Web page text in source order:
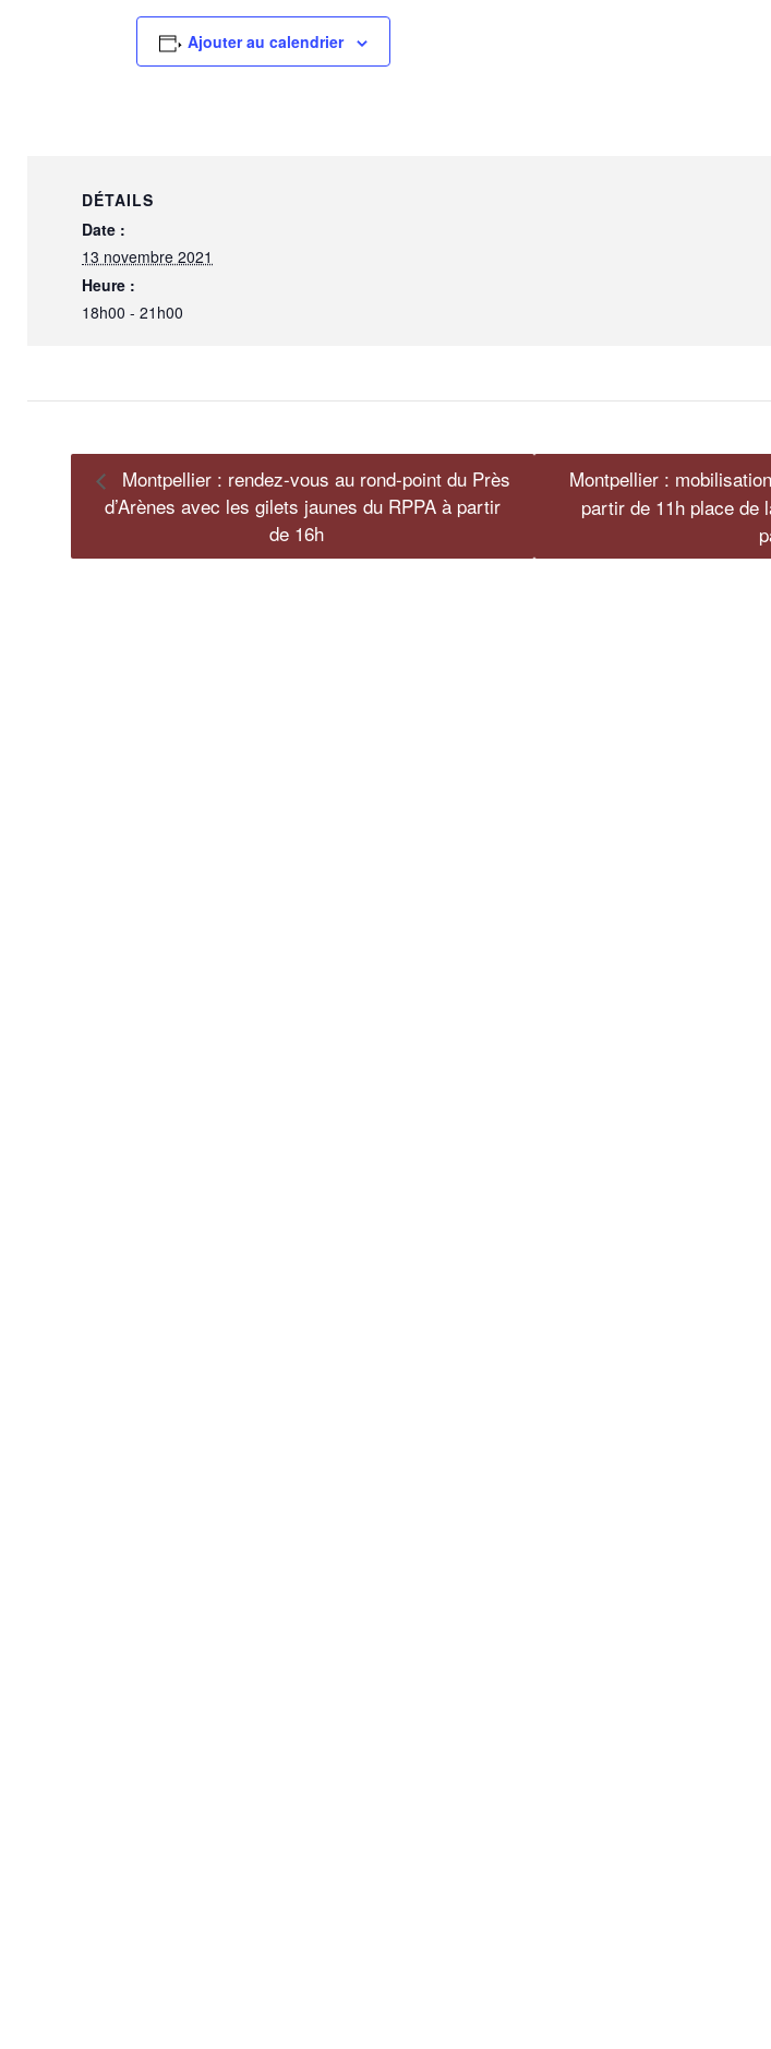
Ajouter au calendrier
DÉTAILS
Date :
13 novembre 2021
Heure :
18h00 - 21h00
Montpellier : rendez-vous au rond-point du Près
d’Arènes avec les gilets jaunes du RPPA à partir
de 16h
Montpellier :
partir de 11h place de